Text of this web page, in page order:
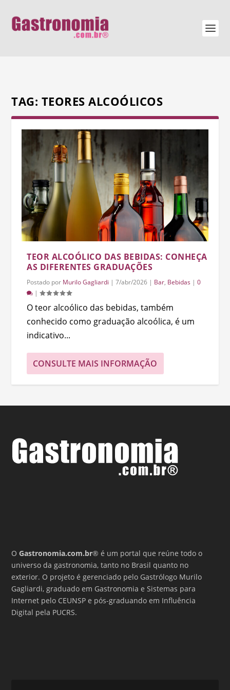
TAG: TEORES ALCOÓLICOS
TEOR ALCOÓLICO DAS BEBIDAS: CONHEÇA
AS DIFERENTES GRADUAÇÕES
Postado por Murilo Gagliardi |7/abr/2026 | Bar, Bebidas |0
|
O teor alcoólico das bebidas, também
conhecido como graduação alcoólica, é um
indicativo...
CONSULTE MAIS INFORMAÇÃO
OGastronomia.com.br® é um portal que reúne todo o
universo da gastronomia, tanto no Brasil quanto no
exterior. O projeto é gerenciado pelo Gastrólogo Murilo
Gagliardi, graduado em Gastronomia e Sistemas para
Internet pelo CEUNSP e pós-graduando em Influência
Digital pela PUCRS.